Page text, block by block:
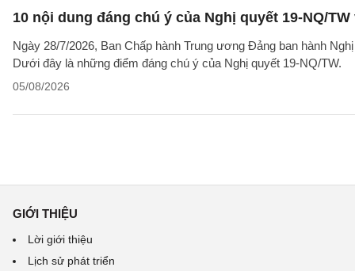
10 nội dung đáng chú ý của Nghị quyết 19-NQ/
Ngày 28/7/2026, Ban Chấp hành Trung ương Đảng ban hành
Dưới đây là những điểm đáng chú ý của Nghị quyết 19-NQ/TW.
05/08/2026
GIỚI THIỆU
Lời giới thiệu
Lịch sử phát triển